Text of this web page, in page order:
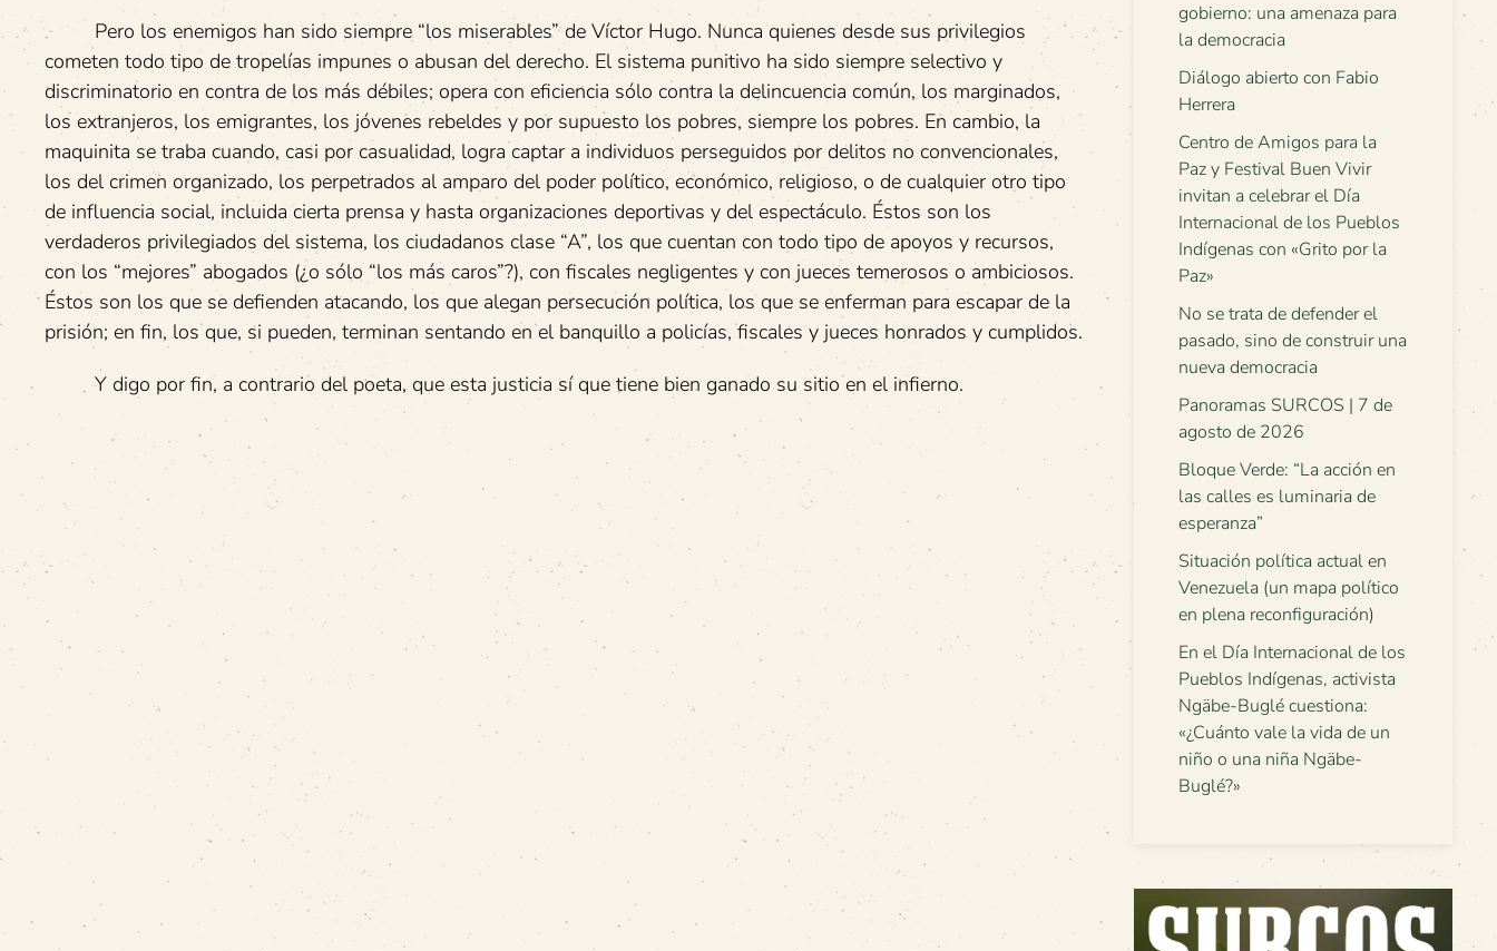
Pero los enemigos han sido siempre “los miserables” de Víctor Hugo. Nunca quienes desde sus privilegios
cometen todo tipo de tropelías impunes o abusan del derecho. El sistema punitivo ha sido siempre selectivo y
discriminatorio en contra de los más débiles; opera con eficiencia sólo contra la delincuencia común, los marginados,
los extranjeros, los emigrantes, los jóvenes rebeldes y por supuesto los pobres, siempre los pobres. En cambio, la
maquinita se traba cuando, casi por casualidad, logra captar a individuos perseguidos por delitos no convencionales,
los del crimen organizado, los perpetrados al amparo del poder político, económico, religioso, o de cualquier otro tipo
de influencia social, incluida cierta prensa y hasta organizaciones deportivas y del espectáculo. Éstos son los
verdaderos privilegiados del sistema, los ciudadanos clase “A”, los que cuentan con todo tipo de apoyos y recursos,
con los “mejores” abogados (¿o sólo “los más caros”?), con fiscales negligentes y con jueces temerosos o ambiciosos.
Éstos son los que se defienden atacando, los que alegan persecución política, los que se enferman para escapar de la
prisión; en fin, los que, si pueden, terminan sentando en el banquillo a policías, fiscales y jueces honrados y cumplidos.
Y digo por fin, a contrario del poeta, que esta justicia sí que tiene bien ganado su sitio en el infierno.
gobierno: una amenaza para
la democracia
Diálogo abierto con Fabio
Herrera
Centro de Amigos para la
Paz y Festival Buen Vivir
invitan a celebrar el Día
Internacional de los Pueblos
Indígenas con «Grito por la
Paz»
No se trata de defender el
pasado, sino de construir una
nueva democracia
Panoramas SURCOS | 7 de
agosto de 2026
Bloque Verde: “La acción en
las calles es luminaria de
esperanza”
Situación política actual en
Venezuela (un mapa político
en plena reconfiguración)
En el Día Internacional de los
Pueblos Indígenas, activista
Ngäbe-Buglé cuestiona:
«¿Cuánto vale la vida de un
niño o una niña Ngäbe-
Buglé?»